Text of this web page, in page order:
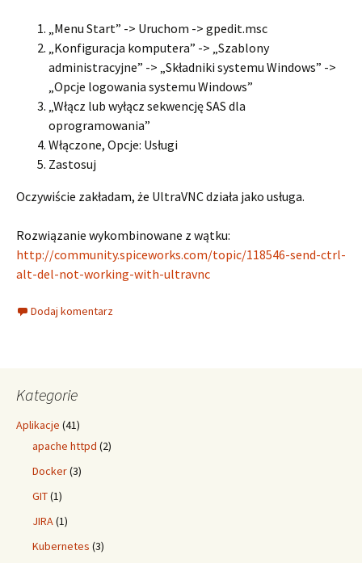
„Menu Start” -> Uruchom -> gpedit.msc
„Konfiguracja komputera” -> „Szablony
administracyjne” -> „Składniki systemu Windows” ->
„Opcje logowania systemu Windows”
„Włącz lub wyłącz sekwencję SAS dla
oprogramowania”
Włączone, Opcje: Usługi
Zastosuj
Oczywiście zakładam, że UltraVNC działa jako usługa.
Rozwiązanie wykombinowane z wątku:
http://community.spiceworks.com/topic/118546-send-ctrl-
alt-del-not-working-with-ultravnc
Dodaj komentarz
Kategorie
Aplikacje (41)
apache httpd (2)
Docker(3)
GIT(1)
JIRA(1)
Kubernetes (3)